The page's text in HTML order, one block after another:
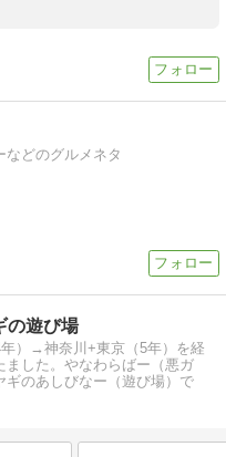
などのグルメネタ
の遊び場
）→神奈川+東京（5年）を経
ました。やなわらばー（悪ガ
ギのあしびなー（遊び場）で